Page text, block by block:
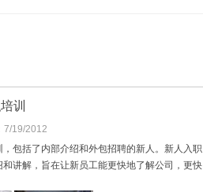
训
7/19/2012
括了内部介绍和外包招聘的新人。新人入职
讲解，旨在让新员工能更快地了解公司，更快